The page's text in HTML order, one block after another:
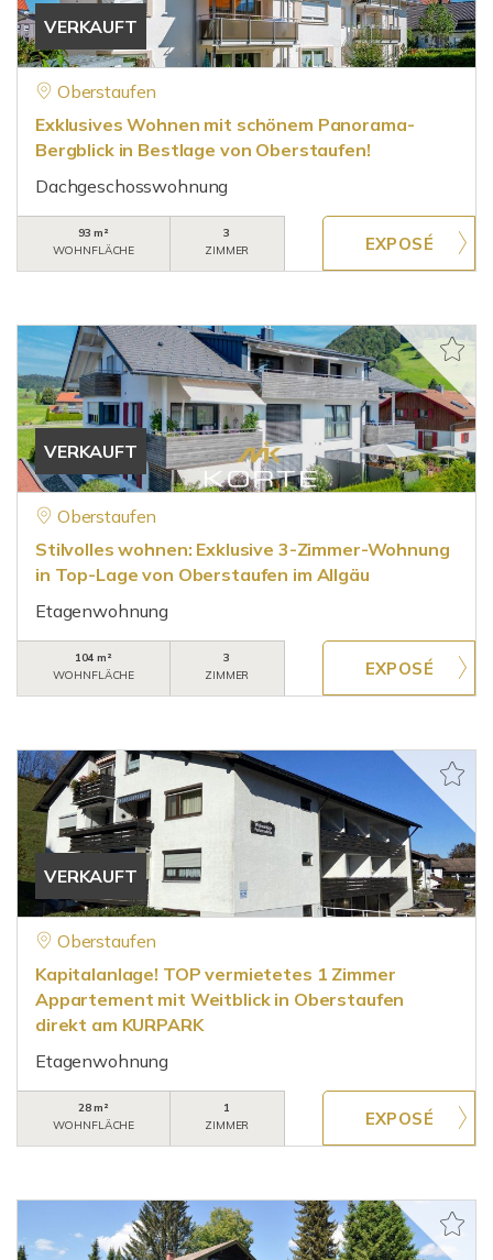
VERKAUFT
Oberstaufen
Exklusives Wohnen mit schönem Panorama-
Bergblick in Bestlage von Oberstaufen!
Dachgeschosswohnung
93 m²
WOHNFLÄCHE
3
ZIMMER
VERKAUFT
Oberstaufen
Stilvolles wohnen: Exklusive 3-Zimmer-Wohnung
in Top-Lage von Oberstaufen im Allgäu
Etagenwohnung
104 m²
WOHNFLÄCHE
3
ZIMMER
VERKAUFT
Oberstaufen
Kapitalanlage! TOP vermietetes 1 Zimmer
Appartement mit Weitblick in Oberstaufen
direkt am KURPARK
Etagenwohnung
28 m²
WOHNFLÄCHE
1
ZIMMER